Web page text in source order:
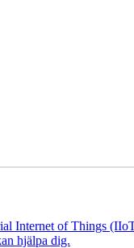
Internet of Things
hjälpa dig.